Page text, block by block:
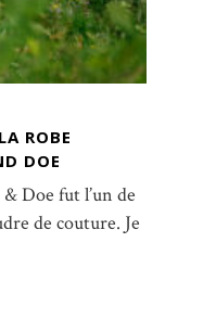
ROBE
DOE
Doe fut l’un de
de couture. Je